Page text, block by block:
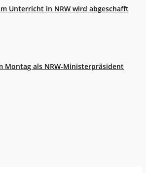
Unterricht in NRW wird abgeschafft
Montag als NRW-Ministerpräsident